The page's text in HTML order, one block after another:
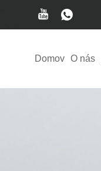
Domov O nás